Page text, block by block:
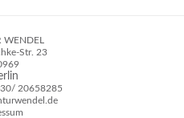
WENDEL
Str. 23
20658285